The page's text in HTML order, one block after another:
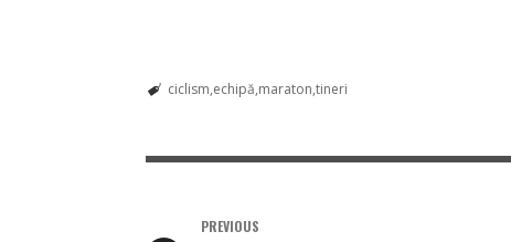
ciclism echipă maraton tineri
PREVIOUS